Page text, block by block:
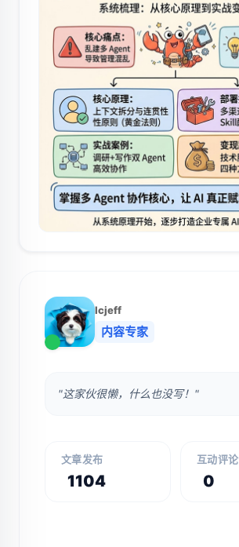
lcjeff
内容专家
"这家伙很懒，什么也没写！"
文章发布
1104
互动评论
0